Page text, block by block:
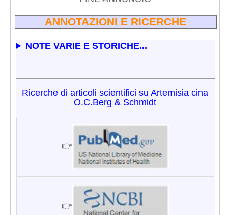
ANNOTAZIONI E RICERCHE
NOTE VARIE E STORICHE...
Ricerche di articoli scientifici su Artemisia cina
O.C.Berg & Schmidt
👉
👉